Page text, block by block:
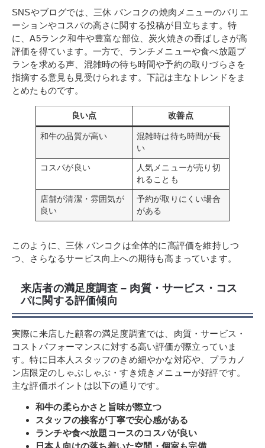
SNSやブログでは、三休 バンコクの焼肉メニューのバリエ
ーションやコスパの高さに関する投稿が目立ちます。特
に、A5ランク和牛や豊富な部位、炭火焼きの香ばしさが高
評価を得ています。一方で、ランチメニューや食べ放題プ
ランを求める声、混雑時の待ち時間や予約の取りづらさを
指摘する意見も見受けられます。下記は主なトレンドをま
とめたものです。
良い点 改善点
和牛の品質が高い
混雑時は待ち時間が長
い
コスパが良い
人気メニューが売り切
れることも
店舗が清潔・雰囲気が
良い
予約が取りにくい場合
がある
このように、三休 バンコクは全体的に高評価を維持しつ
つ、さらなるサービス向上への期待も高まっています。
来店者の満足度調査 – 肉質・サービス・コス
パに関する評価傾向
実際に来店した顧客の満足度調査では、肉質・サービス・
コストパフォーマンスに対する高い評価が際立っていま
す。特に日本人スタッフのきめ細やかな対応や、プラカノ
ン店限定のしゃぶしゃぶ・すき焼きメニューが好評です。
主な評価ポイントは以下の通りです。
和牛の柔らかさと旨味が際立つ
スタッフの接客が丁寧で安心感がある
ランチや食べ放題コースのコスパが良い